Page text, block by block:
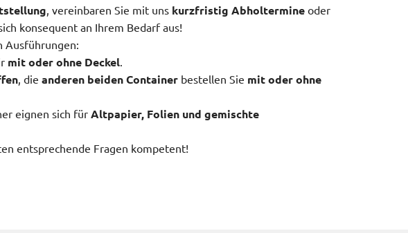
, vereinbaren Sie mit uns kurzfristig Abholtermine oder
konsequent an Ihrem Bedarf aus!
Ausführungen:
mit oder ohne Deckel
, die anderen beiden Container bestellen Sie mit oder ohne
eignen sich fürAltpapier, Folien und gemischte
entsprechende Fragen kompetent!